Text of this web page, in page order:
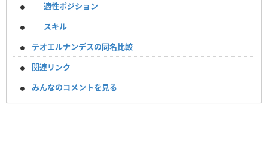
適性ポジション
スキル
テオエルナンデスの同名比較
関連リンク
みんなのコメントを見る